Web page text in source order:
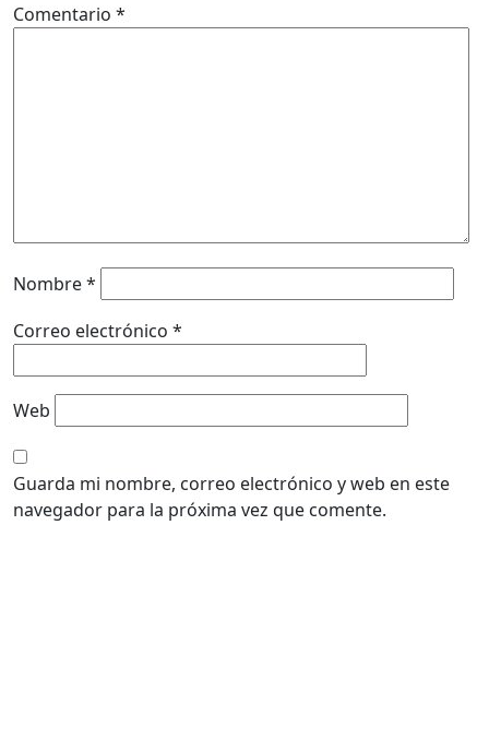
Comentario *
Nombre*
Correo electrónico *
Web
Guarda mi nombre, correo electrónico y web en este
navegador para la próxima vez que comente.